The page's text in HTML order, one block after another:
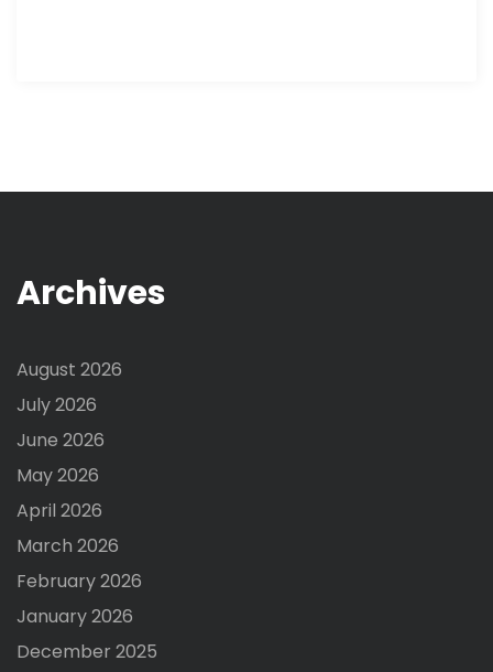
Archives
August 2026
July 2026
June 2026
May 2026
April 2026
March 2026
February 2026
January 2026
December 2025